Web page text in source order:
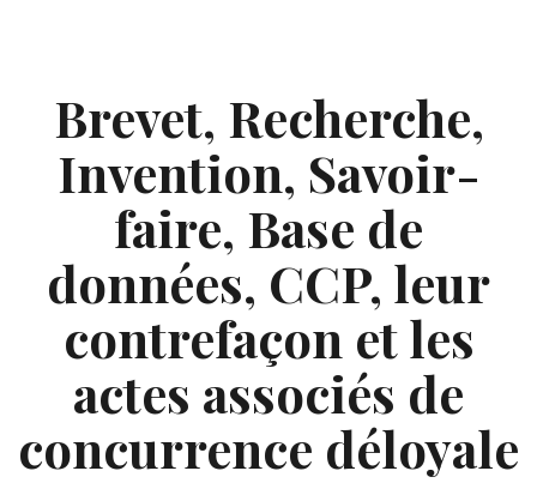
Brevet, Recherche,
Invention, Savoir-
faire, Base de
données, CCP, leur
contrefaçon et les
actes associés de
concurrence déloyale